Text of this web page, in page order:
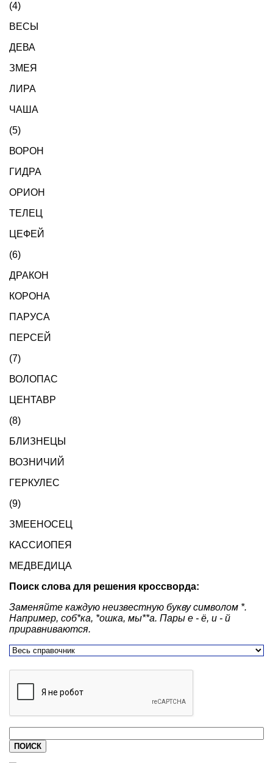
(4)
ВЕСЫ
ДЕВА
ЗМЕЯ
ЛИРА
ЧАША
(5)
ВОРОН
ГИДРА
ОРИОН
ТЕЛЕЦ
ЦЕФЕЙ
(6)
ДРАКОН
КОРОНА
ПАРУСА
ПЕРСЕЙ
(7)
ВОЛОПАС
ЦЕНТАВР
(8)
БЛИЗНЕЦЫ
ВОЗНИЧИЙ
ГЕРКУЛЕС
(9)
ЗМЕЕНОСЕЦ
КАССИОПЕЯ
МЕДВЕДИЦА
Поиск слова для решения кроссворда:
Заменяйте каждую неизвестную букву символом *.
Например, соб*ка, *ошка, мы**а. Пары е - ё, и - й
приравниваются.